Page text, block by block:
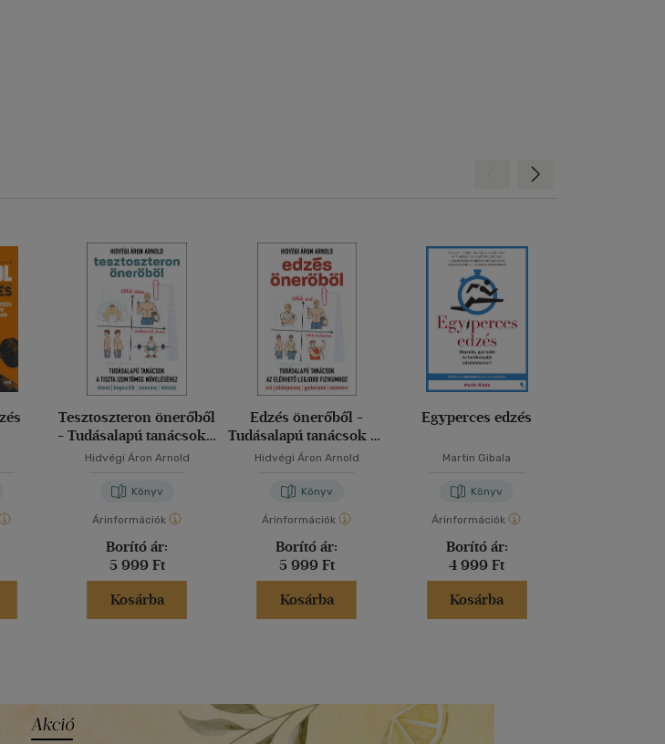
Tesztoszteron önerőből
- Tudásalapú tanácsok a
tiszta izomtömeg
Hidvégi Áron Arnold
Könyv
Árinformációk
Borító ár:
5 999 Ft
Kosárba
Edzés önerőből -
Tudásalapú tanácsok az
elérhető legjobb
Hidvégi Áron Arnold
Könyv
Árinformációk
Borító ár:
5 999 Ft
Kosárba
Egyperces edzés
Martin Gibala
Könyv
Árinformációk
Borító ár:
4 999 Ft
Kosárba
Előre